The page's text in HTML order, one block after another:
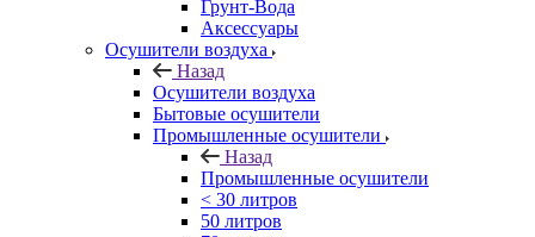
Грунт-Вода
Аксессуары
Осушители воздуха
Назад
Осушители воздуха
Бытовые осушители
Промышленные осушители
Назад
Промышленные осушители
< 30 литров
50 литров